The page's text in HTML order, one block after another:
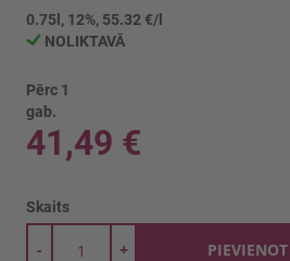
sākumu
0.75l, 12%, 55.32 €/l
NOLIKTAVĀ
Pērc 1
gab.
41,49 €
Skaits
+
-